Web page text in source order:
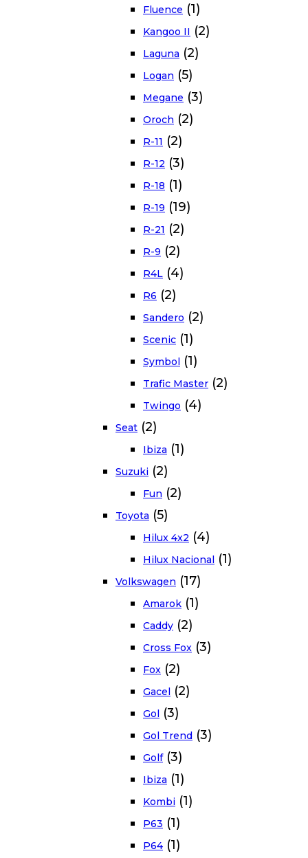
Fluence (1)
Kangoo II (2)
Laguna (2)
Logan (5)
Megane (3)
Oroch (2)
R-11 (2)
R-12 (3)
R-18 (1)
R-19 (19)
R-21 (2)
R-9 (2)
R4L (4)
R6 (2)
Sandero (2)
Scenic (1)
Symbol (1)
Trafic Master (2)
Twingo (4)
Seat (2)
Ibiza (1)
Suzuki (2)
Fun (2)
Toyota (5)
Hilux 4x2 (4)
Hilux Nacional (1)
Volkswagen (17)
Amarok (1)
Caddy (2)
Cross Fox (3)
Fox (2)
Gacel (2)
Gol (3)
Gol Trend (3)
Golf (3)
Ibiza (1)
Kombi (1)
P63 (1)
P64 (1)